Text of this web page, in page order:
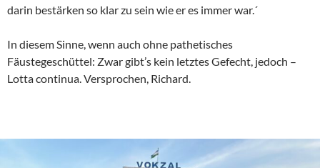
darin bestärken so klar zu sein wie er es immer war.´
In diesem Sinne, wenn auch ohne pathetisches
Fäustegeschüttel: Zwar gibt’s kein letztes Gefecht, jedoch –
Lotta continua. Versprochen, Richard.